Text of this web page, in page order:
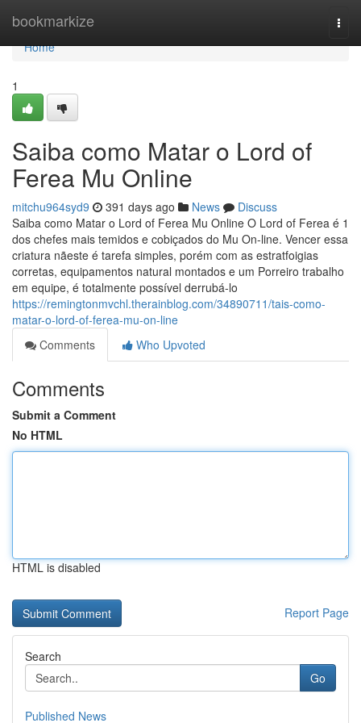
bookmarkize
Home
Home
1
Saiba como Matar o Lord of
Ferea Mu Online
mitchu964syd9 391 days ago News
Discuss
Saiba como Matar o Lord of Ferea Mu Online O Lord of Ferea é 1
dos chefes mais temidos e cobiçados do Mu On-line. Vencer essa
criatura nãeste é tarefa simples, porém com as estratfoigias
corretas, equipamentos natural montados e um Porreiro trabalho
em equipe, é totalmente possível derrubá-lo
https://remingtonmvchl.therainblog.com/34890711/tais-como-
matar-o-lord-of-ferea-mu-on-line
Comments
Who Upvoted
Comments
Submit a Comment
No HTML
HTML is disabled
Report Page
Search
Go
Published News